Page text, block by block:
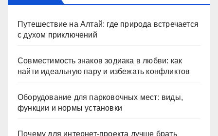
Путешествие на Алтай: где природа встречается
с духом приключений
Совместимость знаков зодиака в любви: как
найти идеальную пару и избежать конфликтов
Оборудование для парковочных мест: виды,
функции и нормы установки
Почему для интернет-проекта лучше брать